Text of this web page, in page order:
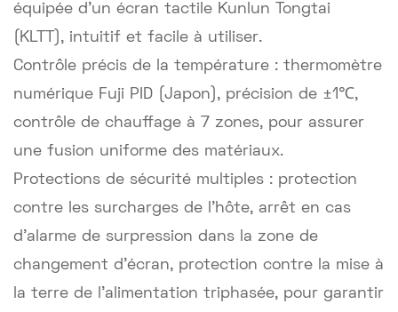
équipée d'un écran tactile Kunlun Tongtai
(KLTT), intuitif et facile à utiliser.
Contrôle précis de la température : thermomètre
numérique Fuji PID (Japon), précision de ±1℃,
contrôle de chauffage à 7 zones, pour assurer
une fusion uniforme des matériaux.
Protections de sécurité multiples : protection
contre les surcharges de l’hôte, arrêt en cas
d’alarme de surpression dans la zone de
changement d’écran, protection contre la mise à
la terre de l’alimentation triphasée, pour garantir